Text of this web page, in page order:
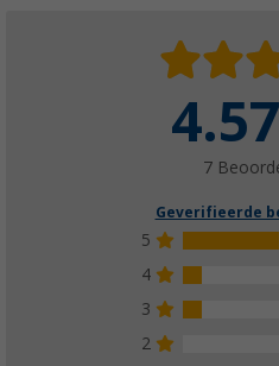
7
Geverifieerde
5
4
3
2